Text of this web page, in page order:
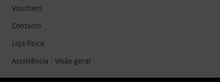
Vouchers
Contacto
Loja física
Assistência - Visão geral